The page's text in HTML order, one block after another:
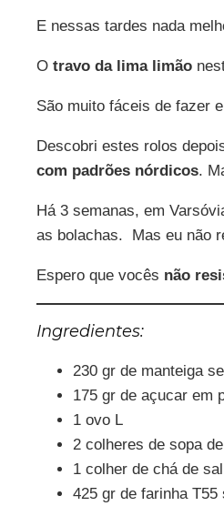
E nessas tardes nada
O travo da lima limão
São muito fáceis de fazer
Descobri estes rolos
com padrões nórdicos.
Há 3 semanas, em
as bolachas. Mas eu não
Espero que vocês não
Ingredientes:
230 gr de manteiga
175 gr de açucar em
1 ovo L
2 colheres de sopa
1 colher de chá de
425 gr de farinha T55